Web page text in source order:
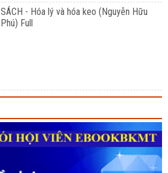
SÁCH - Hóa lý và hóa keo (Nguyễn Hữu
Phú) Full